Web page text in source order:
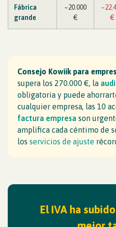
Fábrica
grande
~20.000
€
€
Consejo Kowiik para
supera los 270.000 €, la
obligatoria y puede
cualquier empresa, las 10
factura empresa son
amplifica cada céntimo de
los servicios de ajuste
El IVA ha